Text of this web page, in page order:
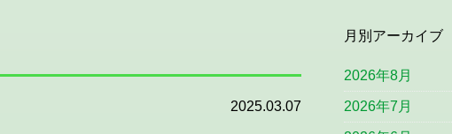
2025.03.07
月別アーカイブ
2026年8月
2026年7月